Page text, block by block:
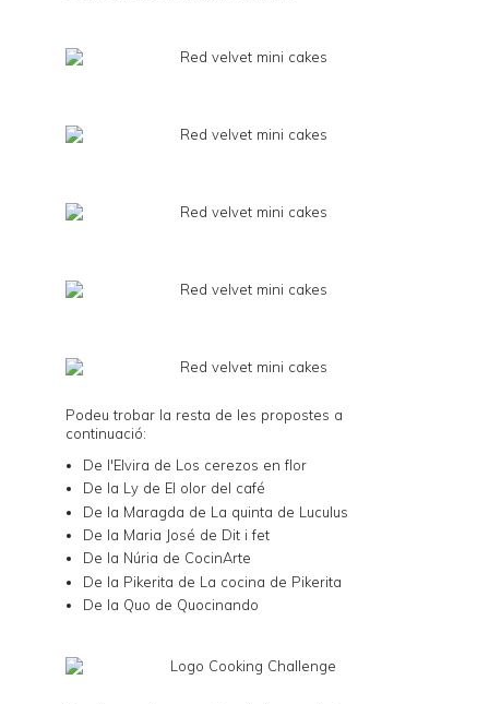
Podeu trobar la resta de les propostes a
continuació:
De l'Elvira de Los cerezos en flor
De la Ly de El olor del café
De la Maragda de La quinta de Luculus
De la Maria José de Dit i fet
De la Núria de CocinArte
De la Pikerita de La cocina de Pikerita
De la Quo de Quocinando